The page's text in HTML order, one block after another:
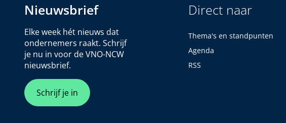
Nieuwsbrief
Elke week hét nieuws dat
ondernemers raakt. Schrijf
je nu in voor de VNO-NCW
nieuwsbrief.
Schrijf je in
Direct naar
Thema's en standpunten
Agenda
RSS